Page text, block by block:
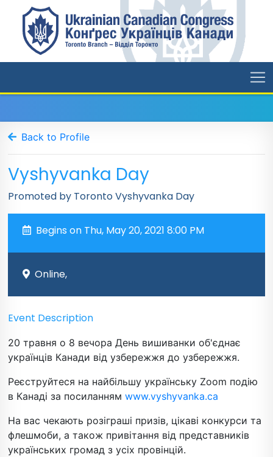
Back to Profile
Vyshyvanka Day
Promoted by Toronto Vyshyvanka Day
Begins on Thu, May 20, 2021 8:00 PM
Online,
Event Description
20 травня о 8 вечора День вишиванки об'єднає
українців Канади від узбережжя до узбережжя.
Реєструйтеся на найбільшу українську Zoom подію
в Канаді за посиланнямwww.vyshyvanka.ca
На вас чекають розіграші призів, цікаві конкурси та
флешмоби, а також привітання від представників
українських громад з усіх провінцій.